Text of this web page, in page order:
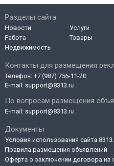
Контакты для размещения
Телефон: +7 (987) 756-11-20
E-mail: support@8313.ru
По вопросам размещения
E-mail: support@8313.ru
Документы
Условия использования сайта
Правила размещения объявлений
Оферта о заключении договора на
Разделы сайта
Новости
Работа
Недвижимость
Услуги
Товары